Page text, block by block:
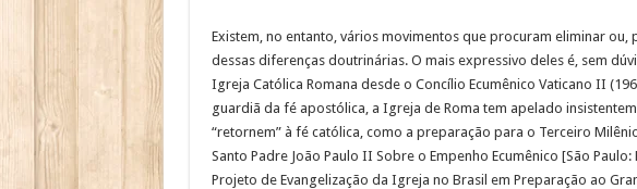
Existem, no entanto, vários movimentos que procuram eliminar ou,
dessas diferenças doutrinárias. O mais expressivo deles é, sem
Igreja Católica Romana desde o Concílio Ecumênico Vaticano II
guardiã da fé apostólica, a Igreja de Roma tem apelado
“retornem” à fé católica, como a preparação para o Terceiro
Santo Padre João Paulo II Sobre o Empenho Ecumênico [São
Projeto de Evangelização da Igreja no Brasil em Preparação ao